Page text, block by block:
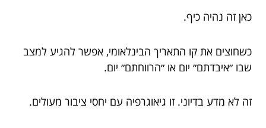
כאן זה נהיה כיף.
כשחוצים את קו התאריך הבינלאומי, אפשר להגיע למצב
שבו ״איבדתם״ יום או ״הרווחתם״ יום.
זה לא מדע בדיוני. זו גיאוגרפיה עם יחסי ציבור מעולים.